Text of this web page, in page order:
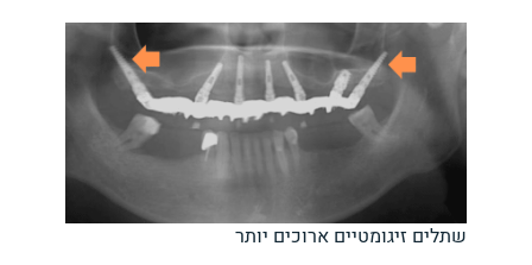
שתלים זיגומטיים ארוכים יותר